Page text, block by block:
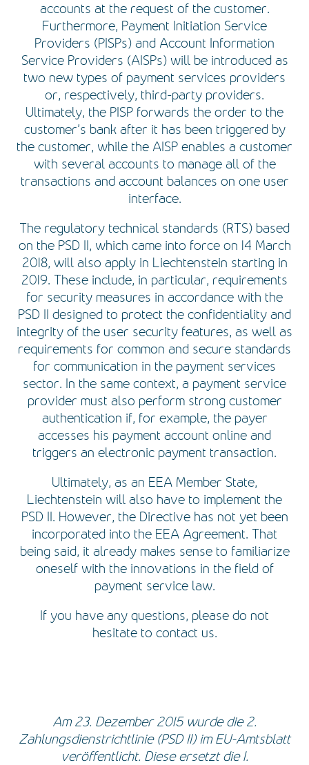
accounts at the request of the customer.
Furthermore, Payment Initiation Service
Providers (PISPs) and Account Information
Service Providers (AISPs) will be introduced as
two new types of payment services providers
or, respectively, third-party providers.
Ultimately, the PISP forwards the order to the
customer’s bank after it has been triggered by
the customer, while the AISP enables a customer
with several accounts to manage all of the
transactions and account balances on one user
interface.
The regulatory technical standards (RTS) based
on the PSD II, which came into force on 14 March
2018, will also apply in Liechtenstein starting in
2019. These include, in particular, requirements
for security measures in accordance with the
PSD II designed to protect the confidentiality and
integrity of the user security features, as well as
requirements for common and secure standards
for communication in the payment services
sector. In the same context, a payment service
provider must also perform strong customer
authentication if, for example, the payer
accesses his payment account online and
triggers an electronic payment transaction.
Ultimately, as an EEA Member State,
Liechtenstein will also have to implement the
PSD II. However, the Directive has not yet been
incorporated into the EEA Agreement. That
being said, it already makes sense to familiarize
oneself with the innovations in the field of
payment service law.
If you have any questions, please do not
hesitate to contact us.
Am 23. Dezember 2015 wurde die 2.
Zahlungsdienstrichtlinie (PSD II) im EU-Amtsblatt
veröffentlicht. Diese ersetzt die 1.